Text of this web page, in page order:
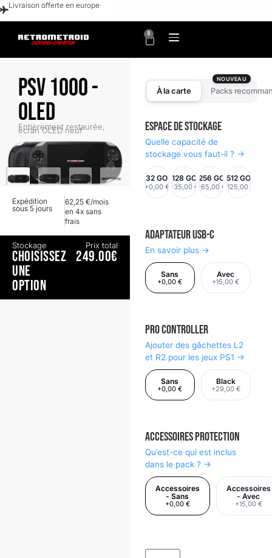
Livraison offerte en europe
0
PSV 1000 -
OLED
Entièrement restaurée,
écran OLED neuf
Expédition
sous 5 jours
62,25 €/mois
en 4x sans
frais
Stockage
CHOISISSEZ
UNE
OPTION
Prix total
249.00€
À la carte Packs
NOUVEAU
Espace de stockage
Quelle capacité de
stockage vous faut-il ? →
32 GO
+0,00 €
128 GO
+35,00 €
256 GO
+65,00 €
512 GO
+125,00 €
Adaptateur USB-C
En savoir plus →
Sans
+0,00 €
Avec
+15,00 €
Pro Controller
Ajouter des gâchettes L2
et R2 pour les jeux PS1 →
Sans
+0,00 €
Black
+29,00 €
Accessoires Protection
Qu’est-ce qui est inclus
dans le pack ? →
Accessoires
- Sans
+0,00 €
Accessoires
- Avec
+15,00 €